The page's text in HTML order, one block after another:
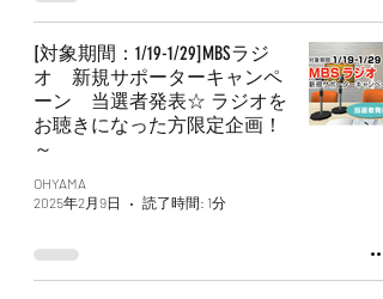
[対象期間：1/19-1/29]MBSラジ
オ 新規サポーターキャンペ
ーン 当選者発表☆ ラジオを
お聴きになった方限定企画！
～
OHYAMA
2025年2月9日
読了時間: 1分